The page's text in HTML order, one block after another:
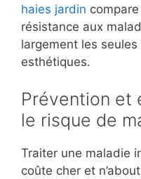
haies jardin
résistance aux
largement les
esthétiques.
Prévention et
le risque de
Traiter une maladie
coûte cher et